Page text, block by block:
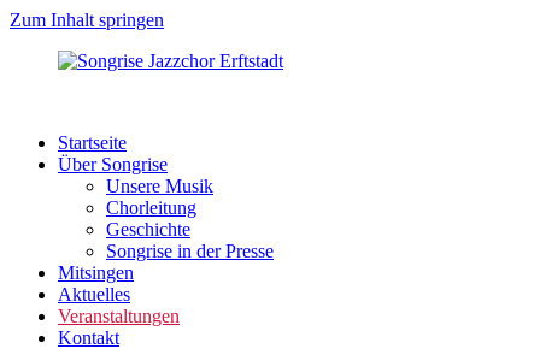
Zum Inhalt springen
Jazzchor
Erftstadt
Pop
Startseite
Über Songrise
Unsere Musik
Chorleitung
Geschichte
Songrise in der Presse
Mitsingen
Aktuelles
Veranstaltungen
Kontakt